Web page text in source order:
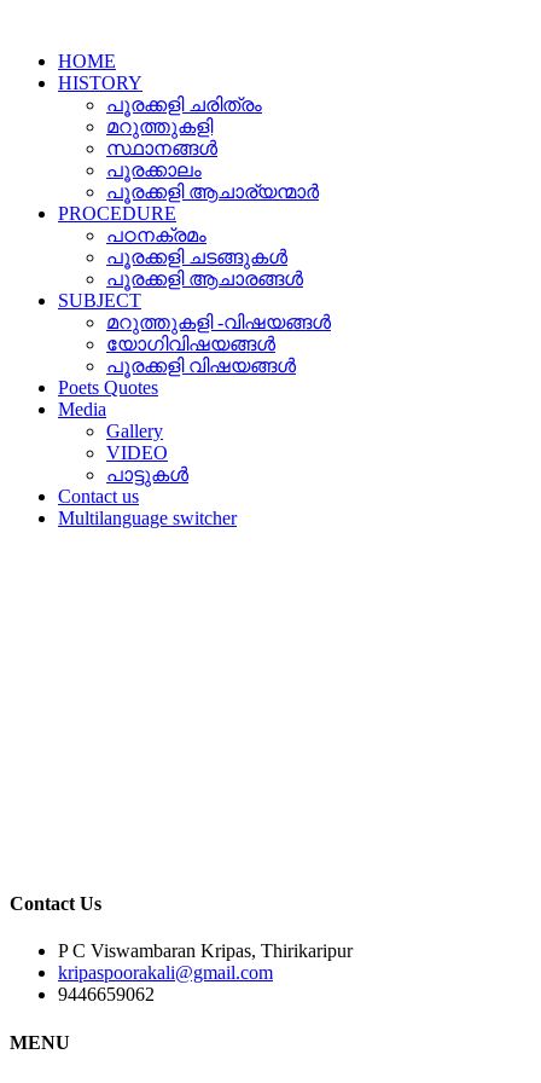
HOME
HISTORY
പൂരക്കളി ചരിത്രം
മറുത്തുകളി
സ്ഥാനങ്ങൾ
പൂരക്കാലം
പൂരക്കളി ആചാര്യന്മാർ
PROCEDURE
പഠനക്രമം
പൂരക്കളി ചടങ്ങുകൾ
പൂരക്കളി ആചാരങ്ങൾ
SUBJECT
മറുത്തുകളി -വിഷയങ്ങൾ
യോഗിവിഷയങ്ങൾ
പൂരക്കളി വിഷയങ്ങള്‍
Poets Quotes
Media
Gallery
VIDEO
പാട്ടുകൾ
Contact us
Multilanguage switcher
Contact Us
P C Viswambaran Kripas, Thirikaripur
kripaspoorakali@gmail.com
9446659062
MENU